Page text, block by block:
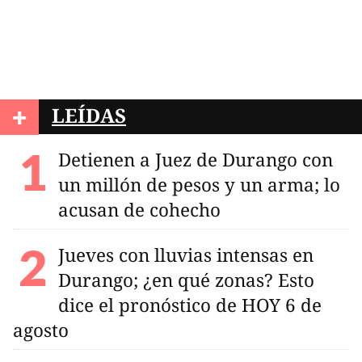
+ LEÍDAS
Detienen a Juez de Durango con
un millón de pesos y un arma; lo
acusan de cohecho
Jueves con lluvias intensas en
Durango; ¿en qué zonas? Esto
dice el pronóstico de HOY 6 de
agosto